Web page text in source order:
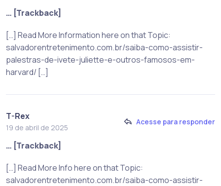
… [Trackback]
[…] Read More Information here on that Topic:
salvadorentretenimento.com.br/saiba-como-assistir-
palestras-de-ivete-juliette-e-outros-famosos-em-
harvard/ […]
T-Rex
19 de abril de 2025
Acesse para responder
… [Trackback]
[…] Read More Info here on that Topic:
salvadorentretenimento.com.br/saiba-como-assistir-